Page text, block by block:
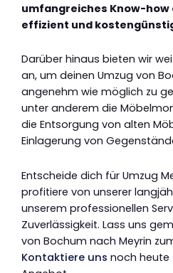
umfangreiches Know-how
effizient und
Darüber hinaus bieten wir
an, um deinen Umzug von
angenehm wie möglich zu
unter anderem die
die Entsorgung von alten
Einlagerung von
Entscheide dich für Umzug
profitiere von unserer
unserem professionellen
Zuverlässigkeit. Lass uns
von Bochum nach Meyrin
Kontaktiere uns noch heute